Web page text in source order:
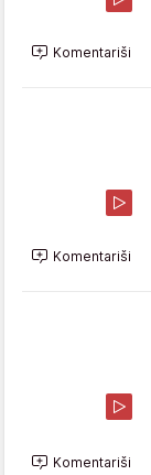
Komentariši
Komentariši
Komentariši